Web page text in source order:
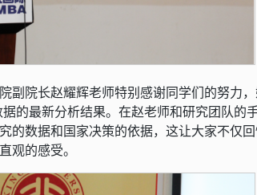
副院长赵耀辉老师特别感谢同学们的努力
的最新分析结果。在赵老师和研究团队的
的数据和国家决策的依据，这让大家不仅
观的感受。